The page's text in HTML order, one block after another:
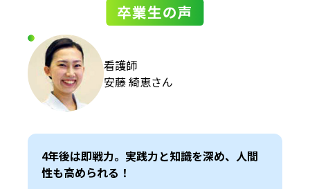
卒業生の声
看護師
安藤 綺恵さん
4年後は即戦力。実践力と知識を深め、人間
性も高められる！